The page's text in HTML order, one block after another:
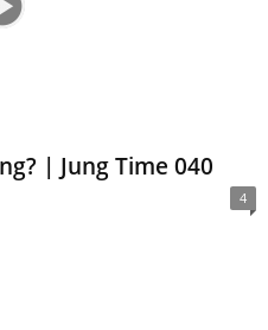
| Jung Time 040
4